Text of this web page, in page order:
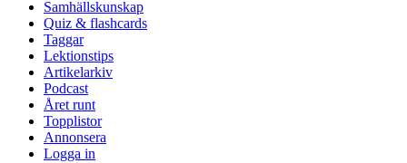
Samhällskunskap
Quiz & flashcards
Taggar
Lektionstips
Artikelarkiv
Podcast
Året runt
Topplistor
Annonsera
Logga in